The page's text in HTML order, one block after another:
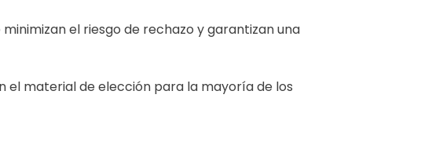
minimizan el riesgo de rechazo y garantizan una
el material de elección para la mayoría de los